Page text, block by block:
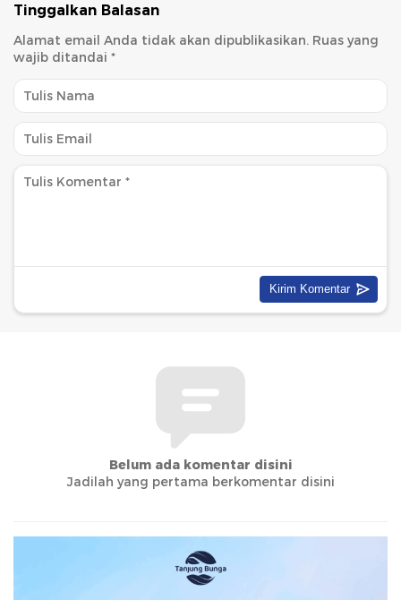
Tinggalkan Balasan
Alamat email Anda tidak akan dipublikasikan. Ruas yang
wajib ditandai *
Belum ada komentar disini
Jadilah yang pertama berkomentar disini